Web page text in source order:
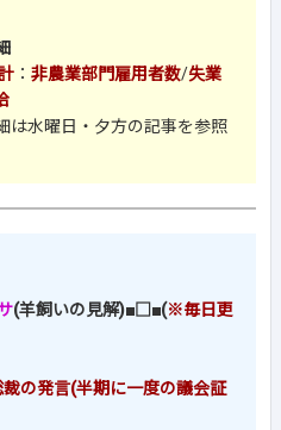
： 非農業部門雇用者数/失業
は水曜日・夕方の記事を参照
(羊飼いの見解)■□■(※毎日更
裁の発言(半期に一度の議会証